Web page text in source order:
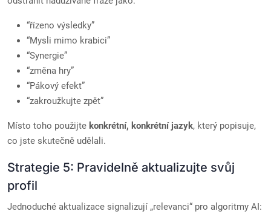
“řízeno výsledky”
“Mysli mimo krabici”
“Synergie”
“změna hry”
“Pákový efekt”
“zakroužkujte zpět”
Místo toho použijte konkrétní, konkrétní jazyk, který popisuje,
co jste skutečně udělali.
Strategie 5: Pravidelně aktualizujte svůj
profil
Jednoduché aktualizace signalizují „relevanci“ pro algoritmy AI: